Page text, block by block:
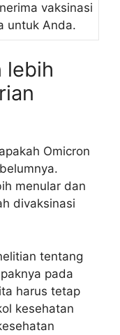
vaksinasi
untuk Anda.
lebih
Omicron
menular dan
divaksinasi
tentang
pada
harus tetap
kesehatan